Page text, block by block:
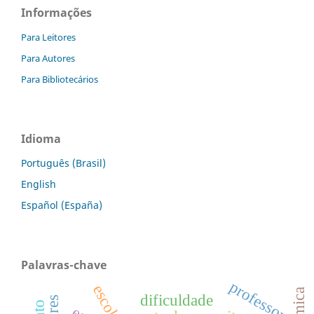
Informações
Para Leitores
Para Autores
Para Bibliotecários
Idioma
Português (Brasil)
English
Español (España)
Palavras-chave
professor
dificuldade
escola